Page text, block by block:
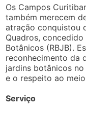
Os Campos
também merecem
atração conquistou
Quadros,
Botânicos (RBJB).
reconhecimento da
jardins botânicos
e o respeito ao
Serviço